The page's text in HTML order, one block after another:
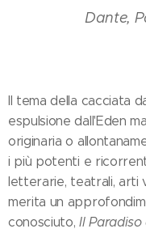
Dante,
Il tema della cacciata
espulsione dall'Eden
originaria o
i più potenti e
letterarie, teatrali, arti
merita un
conosciuto,Il Paradiso